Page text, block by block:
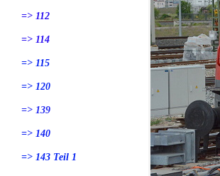
=> 112
=> 114
=> 115
=> 120
=> 139
=> 140
=> 143 Teil 1